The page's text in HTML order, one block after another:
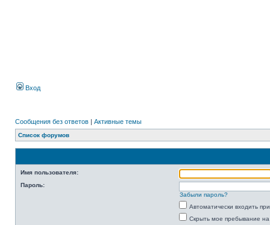
Вход
Сообщения без ответов | Активные темы
Список форумов
Имя пользователя:
Пароль:
Забыли пароль?
Автоматически входить
Скрыть мое пребывание